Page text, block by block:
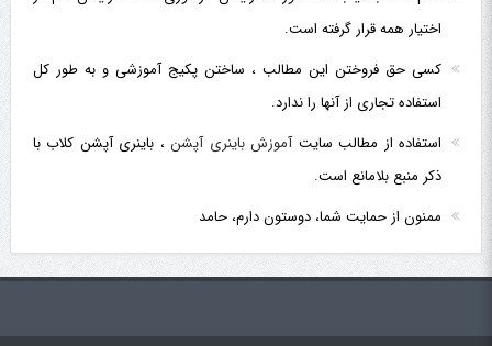
اختیار همه قرار گرفته است.
کسی حق فروختن این مطالب ، ساختن پکیج آموزشی و به طور کل
استفاده تجاری از آنها را ندارد.
استفاده از مطالب سایتآموزش باینری آپشن، باینری آپشن کلاب با
ذکر منبع بلامانع است.
ممنون از حمایت شما، دوستون دارم، حامد